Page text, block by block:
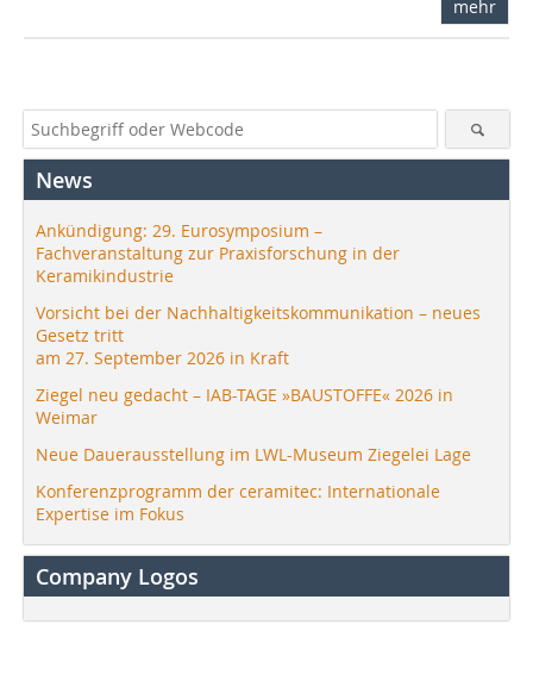
mehr
News
Ankündigung: 29. Eurosymposium –
Fachveranstaltung zur Praxisforschung in der
Keramikindustrie
Vorsicht bei der Nachhaltigkeitskommunikation – neues
Gesetz tritt
am 27. September 2026 in Kraft
Ziegel neu gedacht – IAB-TAGE »BAUSTOFFE« 2026 in
Weimar
Neue Dauerausstellung im LWL-Museum Ziegelei Lage
Konferenzprogramm der ceramitec: Internationale
Expertise im Fokus
Company Logos